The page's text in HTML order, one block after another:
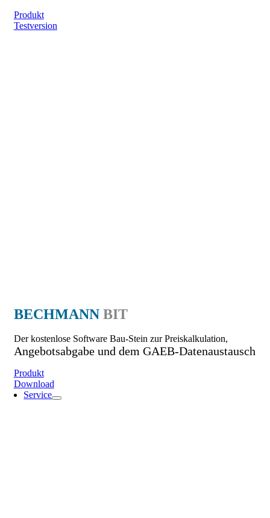
Produkt
Testversion
BECHMANN BIT
Der kostenlose Software Bau-Stein zur Preiskalkulation,
Angebotsabgabe und dem GAEB-Datenaustausch
Produkt
Download
Service